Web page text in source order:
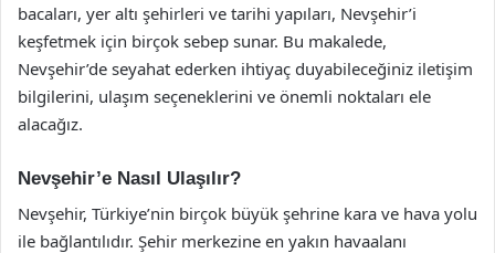
bacaları, yer altı şehirleri ve tarihi yapıları, Nevşehir’i
keşfetmek için birçok sebep sunar. Bu makalede,
Nevşehir’de seyahat ederken ihtiyaç duyabileceğiniz iletişim
bilgilerini, ulaşım seçeneklerini ve önemli noktaları ele
alacağız.
Nevşehir’e Nasıl Ulaşılır?
Nevşehir, Türkiye’nin birçok büyük şehrine kara ve hava yolu
ile bağlantılıdır. Şehir merkezine en yakın havaalanı